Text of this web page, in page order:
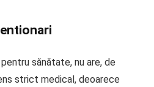
sănătate, nu are, de
strict medical, deoarece